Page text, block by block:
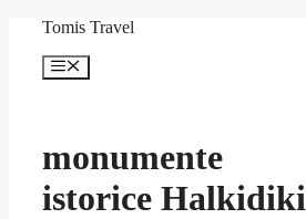
conținut
Tomis Travel
Meniu
monumente
istorice Halkidiki